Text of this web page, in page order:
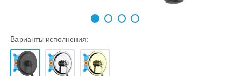
Варианты исполнения: